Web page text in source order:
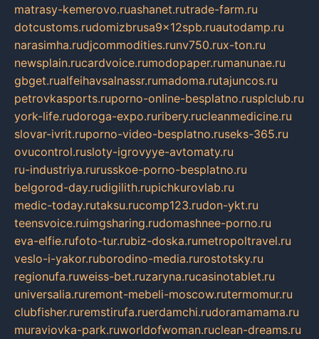
matrasy-kemerovo.ruashanet.rutrade-farm.ru
dotcustoms.rudomizbrusa9x12spb.ruautodamp.ru
narasimha.rudjcommodities.runv750.rux-ton.ru
newsplain.rucardvoice.rumodopaper.rumanunae.ru
gbget.rualfeihavsalnassr.rumadoma.rutajuncos.ru
petrovkasports.ruporno-online-besplatno.rusplclub.ru
york-life.rudoroga-expo.ruribery.rucleanmedicine.ru
slovar-ivrit.ruporno-video-besplatno.ruseks-365.ru
ovucontrol.rusloty-igrovyye-avtomaty.ru
ru-industriya.rurusskoe-porno-besplatno.ru
belgorod-day.rudigilith.rupichkurovlab.ru
medic-today.rutaksu.rucomp123.rudon-ykt.ru
teensvoice.ruimgsharing.rudomashnee-porno.ru
eva-elfie.rufoto-tur.rubiz-doska.rumetropoltravel.ru
veslo-i-yakor.ruborodino-media.rurostotsky.ru
regionufa.ruweiss-bet.ruzaryna.rucasinotablet.ru
universalia.ruremont-mebeli-moscow.rutermomur.ru
clubfisher.ruremstirufa.ruerdamchi.rudoramamama.ru
muraviovka-park.ruworldofwoman.ruclean-dreams.ru